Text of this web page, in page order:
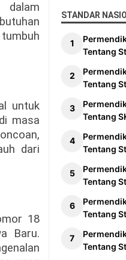
untuk
masa
dari
18
Baru.
STANDAR
Tentang
Tentang
Tentang
Tentang
Tentang
Tentang
Tentang